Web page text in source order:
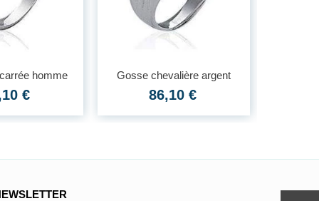
homme
onyx
€
Gosse chevalière argent
massif...
86,10 €